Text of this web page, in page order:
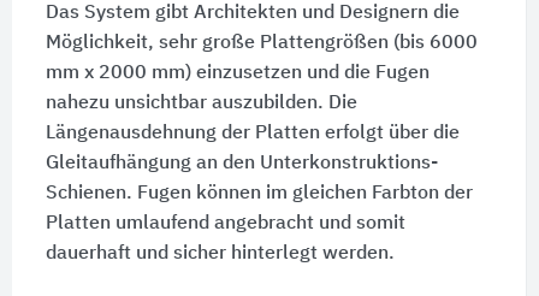
Das System gibt Architekten und Designern die
Möglichkeit, sehr große Plattengrößen (bis 6000
mm x 2000 mm) einzusetzen und die Fugen
nahezu unsichtbar auszubilden. Die
Längenausdehnung der Platten erfolgt über die
Gleitaufhängung an den Unterkonstruktions-
Schienen. Fugen können im gleichen Farbton der
Platten umlaufend angebracht und somit
dauerhaft und sicher hinterlegt werden.